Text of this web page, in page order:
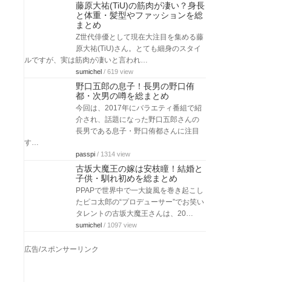
藤原大祐(TiU)の筋肉が凄い？身長
と体重・髪型やファッションを総
まとめ
Z世代俳優として現在大注目を集める藤
原大祐(TiU)さん。とても細身のスタイ
ルですが、実は筋肉が凄いと言われ…
sumichel / 619 view
野口五郎の息子！長男の野口侑
都・次男の噂を総まとめ
今回は、2017年にバラエティ番組で紹
介され、話題になった野口五郎さんの
長男である息子・野口侑都さんに注目
す…
passpi / 1314 view
古坂大魔王の嫁は安枝瞳！結婚と
子供・馴れ初めを総まとめ
PPAPで世界中で一大旋風を巻き起こし
たピコ太郎の“プロデューサー”でお笑い
タレントの古坂大魔王さんは、20…
sumichel / 1097 view
広告/スポンサーリンク